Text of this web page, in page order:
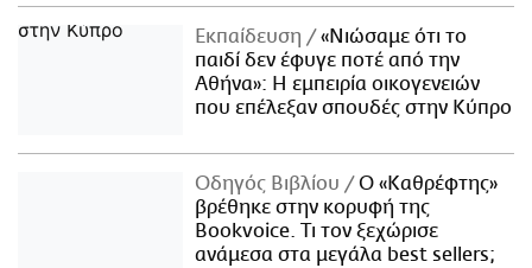
Εκπαίδευση
«Νιώσαμε ότι το
παιδί δεν έφυγε ποτέ από την
Αθήνα»: Η εμπειρία οικογενειών
που επέλεξαν σπουδές στην Κύπρο
Οδηγός Βιβλίου
Ο «Καθρέφτης»
βρέθηκε στην κορυφή της
Bookvoice. Τι τον ξεχώρισε
ανάμεσα στα μεγάλα best sellers;